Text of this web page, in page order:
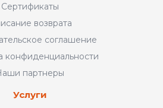
Сертификаты
возврата
соглашение
конфиденциальности
партнеры
Услуги